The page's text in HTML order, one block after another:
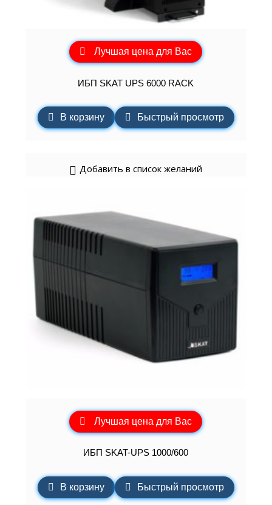
Лучшая цена для Вас
ИБП SKAT UPS 6000 RACK
В корзину Быстрый просмотр
Добавить в список желаний
Лучшая цена для Вас
ИБП SKAT-UPS 1000/600
В корзину Быстрый просмотр